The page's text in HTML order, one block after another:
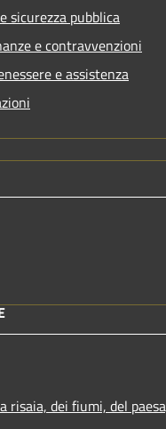
sicurezza pubblica
e contravvenzioni
e assistenza
risaia, dei fiumi, del